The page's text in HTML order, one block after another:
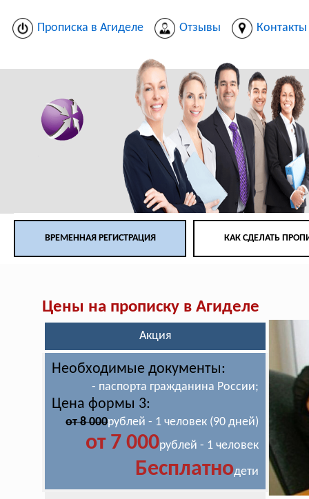
Прописка в Агиделе Отзывы Контакты
ВРЕМЕННАЯ РЕГИСТРАЦИЯ КАК СДЕЛАТЬ
Цены на прописку в Агиделе
Акция
Необходимые документы:
- паспорта гражданина России;
Цена формы 3:
от 8 000рублей - 1 человек (90 дней)
от 7 000рублей - 1 человек
Бесплатнодети